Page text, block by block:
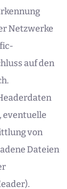
Netzwerke
auf den
eventuelle
von
Dateien